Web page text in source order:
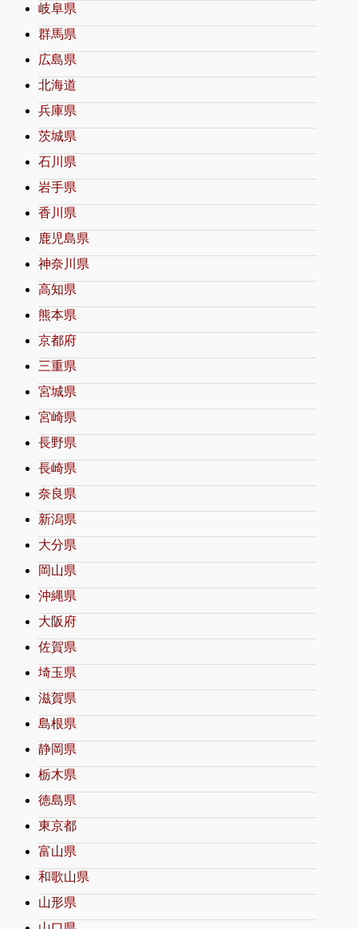
岐阜県
群馬県
広島県
北海道
兵庫県
茨城県
石川県
岩手県
香川県
鹿児島県
神奈川県
高知県
熊本県
京都府
三重県
宮城県
宮崎県
長野県
長崎県
奈良県
新潟県
大分県
岡山県
沖縄県
大阪府
佐賀県
埼玉県
滋賀県
島根県
静岡県
栃木県
徳島県
東京都
富山県
和歌山県
山形県